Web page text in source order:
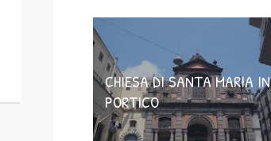
CHIESA DI SANTA MARIA IN
PORTICO